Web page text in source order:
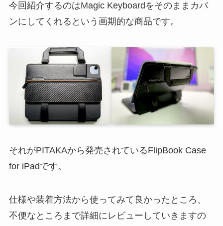
今回紹介するのはMagic Keyboardをそのままカバ
ンにしてくれるという画期的な商品です。
それがPITAKAから発売されているFlipBook Case
for iPadです。
仕様や装着方法から使ってみて良かったところ、
不便なところまで詳細にレビューしていきますの